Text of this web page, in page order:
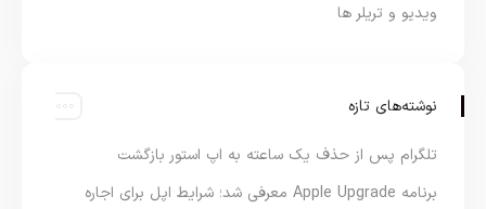
ویدیو و تریلر ها
نوشته‌های تازه
تلگرام پس از حذف یک ساعته به اپ استور بازگشت
برنامه Apple Upgrade معرفی شد؛ شرایط اپل برای اجاره